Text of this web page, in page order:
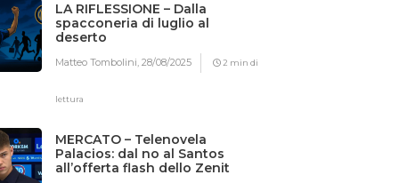
LA RIFLESSIONE – Dalla
spacconeria di luglio al
deserto
Matteo Tombolini,28/08/2025 2 min di
lettura
MERCATO – Telenovela
Palacios: dal no al Santos
all’offerta flash dello Zenit